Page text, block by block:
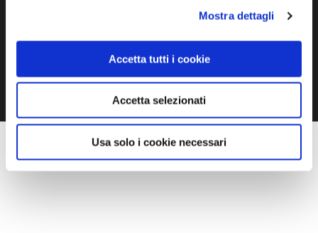
Mostra dettagli
Accetta tutti i cookie
Accetta selezionati
Usa solo i cookie necessari
1 / 8